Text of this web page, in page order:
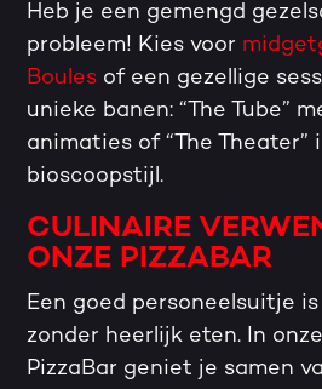
Heb je een gemengd
probleem! Kies voor
Boules of een gezellige
unieke banen: “The Tube”
animaties of “The Theater”
bioscoopstijl.
CULINAIRE
ONZE PIZZABAR
Een goed personeelsuitje
zonder heerlijk eten. In
PizzaBar geniet je samen